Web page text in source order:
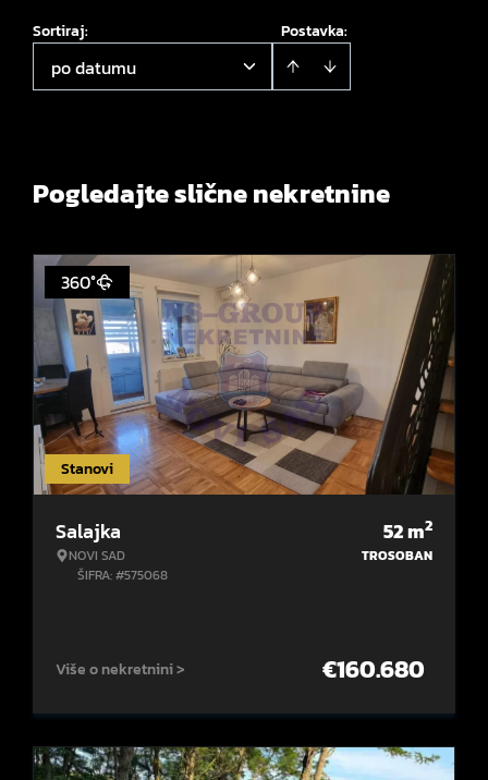
Postavka:
Sortiraj:
po datumu
Pogledajte slične nekretnine
Stanovi
360°
Salajka
NOVI SAD
ŠIFRA: #575068
52m2
TROSOBAN
Više o nekretnini > €160.680